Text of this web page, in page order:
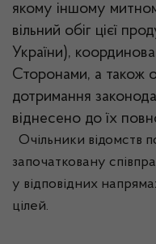
якому іншому
вільний обіг цієї
України),
Сторонами, а також
дотримання
віднесено до їх
Очільники відомств
започатковану
у відповідних
цілей.